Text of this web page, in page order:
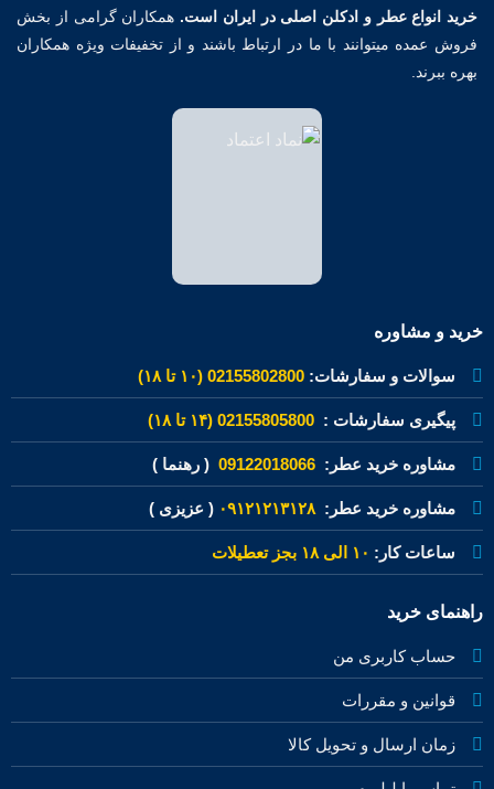
خرید انواع عطر و ادکلن اصلی در ایران است. همکاران گرامی از بخش
فروش عمده میتوانند با ما در ارتباط باشند و از تخفیفات ویژه همکاران
بهره ببرند.
خرید و مشاوره
سوالات و سفارشات: 02155802800 (۱۰ تا ۱۸)
پیگیری سفارشات : 02155805800 (۱۴ تا ۱۸)
مشاوره خرید عطر: 09122018066 ( رهنما )
مشاوره خرید عطر: ۰۹۱۲۱۲۱۳۱۲۸ ( عزیزی )
ساعات کار: ۱۰ الی ۱۸ بجز تعطیلات
راهنمای خرید
حساب کاربری من
قوانین و مقررات
زمان ارسال و تحویل کالا